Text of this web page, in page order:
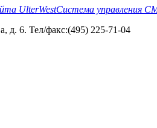
UlterWestСистема управления
д. 6. Тел/факс:(495) 225-71-04